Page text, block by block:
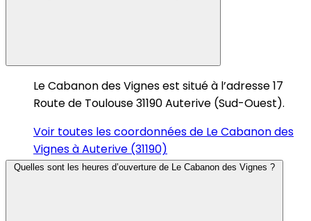
Le Cabanon des Vignes est situé à l’adresse 17
Route de Toulouse 31190 Auterive (Sud-Ouest).
Voir toutes les coordonnées de Le Cabanon des
Vignes à Auterive (31190)
Quelles sont les heures d’ouverture de Le Cabanon des Vignes ?